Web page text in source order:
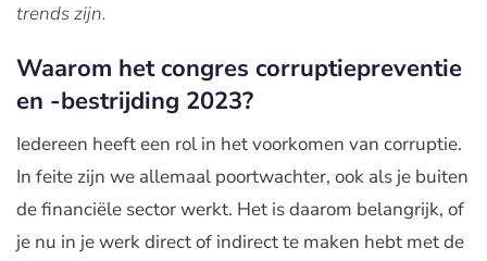
trends zijn.
Waarom het congres corruptiepreventie
en -bestrijding 2023?
Iedereen heeft een rol in het voorkomen van corruptie.
In feite zijn we allemaal poortwachter, ook als je buiten
de financiële sector werkt. Het is daarom belangrijk, of
je nu in je werk direct of indirect te maken hebt met de